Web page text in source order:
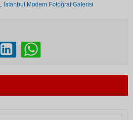
, İstanbul Modern Fotoğraf Galerisi